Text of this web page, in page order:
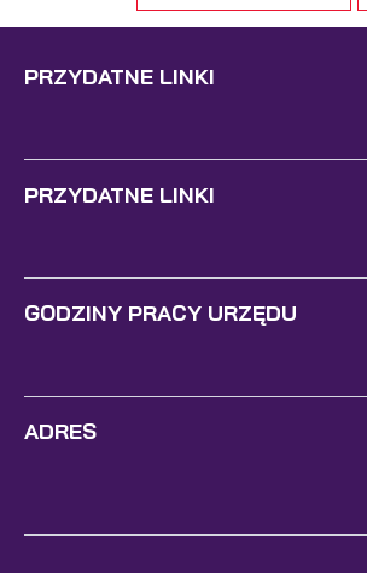
PRZYDATNE LINKI
PRZYDATNE LINKI
GODZINY PRACY URZĘDU
ADRES